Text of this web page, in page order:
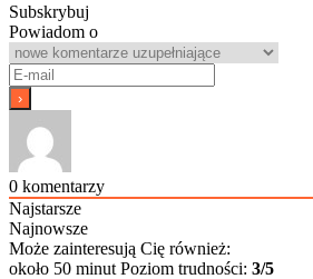
Subskrybuj
Powiadom o
0 komentarzy
Najstarsze
Najnowsze
Może zainteresują Cię również:
około 50 minut Poziom trudności: 3/5